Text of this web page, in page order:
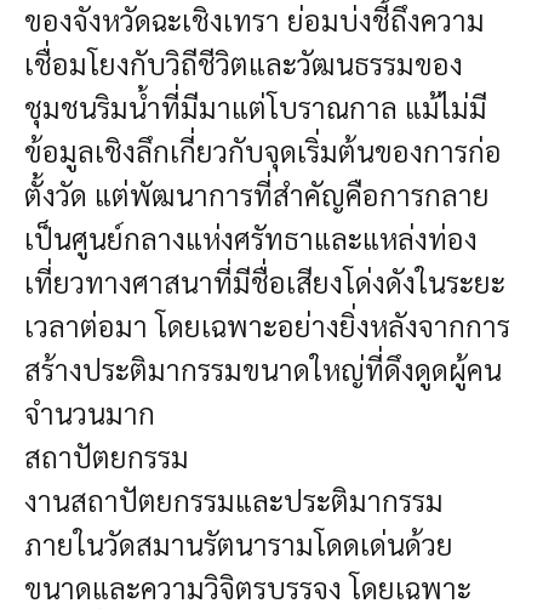
ของจังหวัดฉะเชิงเทรา ย่อมบ่งชี้ถึงความ
เชื่อมโยงกับวิถีชีวิตและวัฒนธรรมของ
ชุมชนริมน้ำที่มีมาแต่โบราณกาล แม้ไม่มี
ข้อมูลเชิงลึกเกี่ยวกับจุดเริ่มต้นของการก่อ
ตั้งวัด แต่พัฒนาการที่สำคัญคือการกลาย
เป็นศูนย์กลางแห่งศรัทธาและแหล่งท่อง
เที่ยวทางศาสนาที่มีชื่อเสียงโด่งดังในระยะ
เวลาต่อมา โดยเฉพาะอย่างยิ่งหลังจากการ
สร้างประติมากรรมขนาดใหญ่ที่ดึงดูดผู้คน
จำนวนมาก
สถาปัตยกรรม
งานสถาปัตยกรรมและประติมากรรม
ภายในวัดสมานรัตนารามโดดเด่นด้วย
ขนาดและความวิจิตรบรรจง โดยเฉพาะ